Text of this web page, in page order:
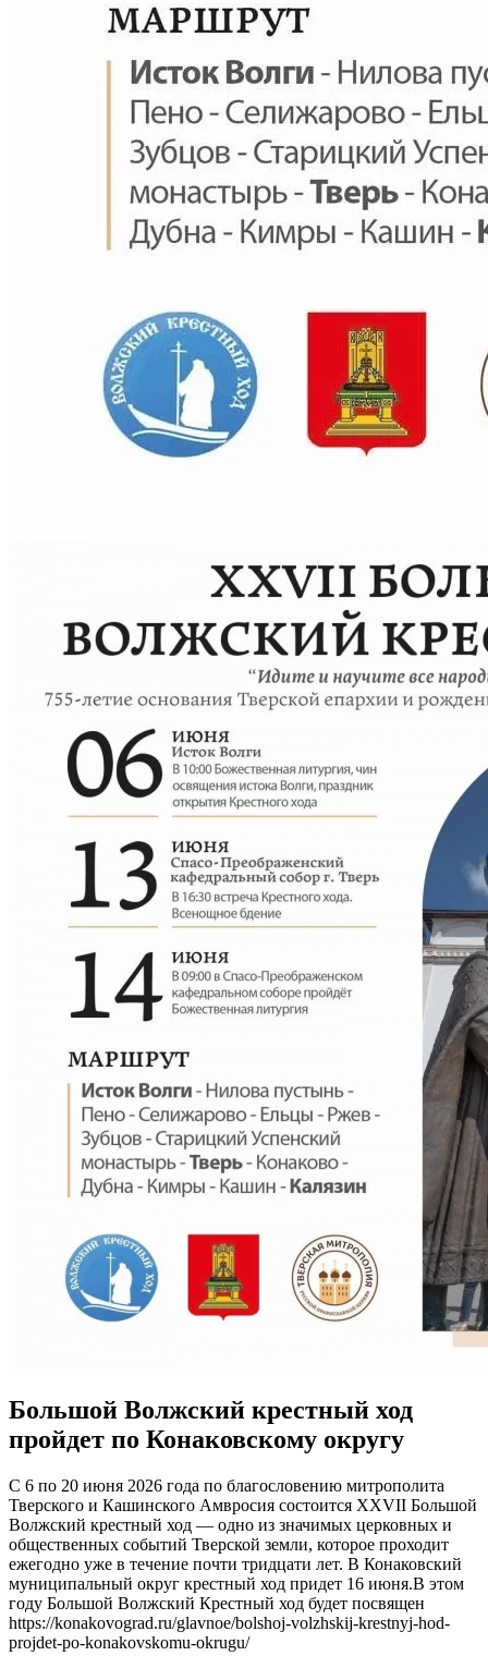
Большой Волжский крестный ход
пройдет по Конаковскому округу
С 6 по 20 июня 2026 года по благословению митрополита
Тверского и Кашинского Амвросия состоится XXVII Большой
Волжский крестный ход — одно из значимых церковных и
общественных событий Тверской земли, которое проходит
ежегодно уже в течение почти тридцати лет. В Конаковский
муниципальный округ крестный ход придет 16 июня.В этом
году Большой Волжский Крестный ход будет посвящен
https://konakovograd.ru/glavnoe/bolshoj-volzhskij-krestnyj-hod-
projdet-po-konakovskomu-okrugu/